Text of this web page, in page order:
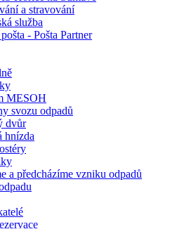
a stravování
služba
- Pošta Partner
MESOH
svozu odpadů
dvůr
hnízda
a předcházíme vzniku odpadů